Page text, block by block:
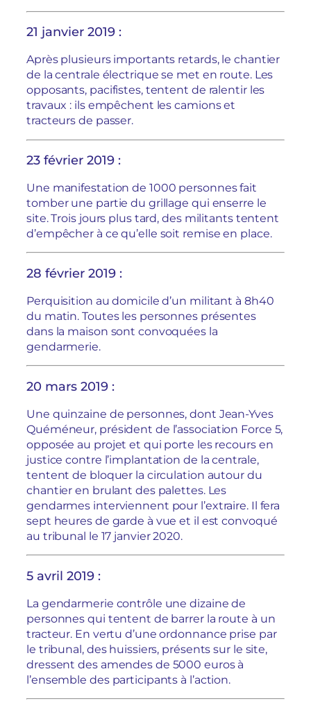
21 janvier 2019 :
Après plusieurs importants retards, le chantier
de la centrale électrique se met en route. Les
opposants, pacifistes, tentent de ralentir les
travaux : ils empêchent les camions et
tracteurs de passer.
23 février 2019 :
Une manifestation de 1000 personnes fait
tomber une partie du grillage qui enserre le
site. Trois jours plus tard, des militants tentent
d’empêcher à ce qu’elle soit remise en place.
28 février 2019 :
Perquisition au domicile d’un militant à 8h40
du matin. Toutes les personnes présentes
dans la maison sont convoquées la
gendarmerie.
20 mars 2019 :
Une quinzaine de personnes, dont Jean-Yves
Quéméneur, président de l’association Force 5,
opposée au projet et qui porte les recours en
justice contre l’implantation de la centrale,
tentent de bloquer la circulation autour du
chantier en brulant des palettes. Les
gendarmes interviennent pour l’extraire. Il fera
sept heures de garde à vue et il est convoqué
au tribunal le 17 janvier 2020.
5 avril 2019 :
La gendarmerie contrôle une dizaine de
personnes qui tentent de barrer la route à un
tracteur. En vertu d’une ordonnance prise par
le tribunal, des huissiers, présents sur le site,
dressent des amendes de 5000 euros à
l’ensemble des participants à l’action.